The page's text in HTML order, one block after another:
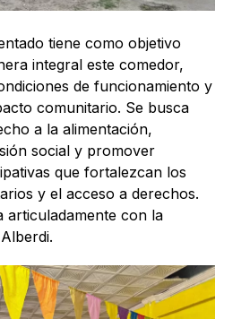
tiene como objetivo
integral este comedor,
de funcionamiento y
comunitario. Se busca
a la alimentación,
social y promover
que fortalezcan los
y el acceso a derechos.
articuladamente con la